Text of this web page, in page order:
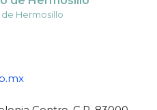
Hermosillo